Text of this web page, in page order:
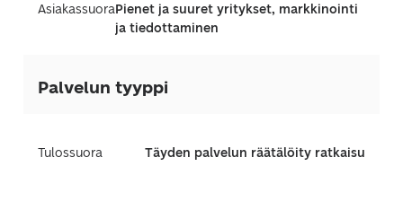
AsiakassuoraPienet ja suuret yritykset, markkinointi
ja tiedottaminen
Palvelun tyyppi
Tulossuora Täyden palvelun räätälöity ratkaisu